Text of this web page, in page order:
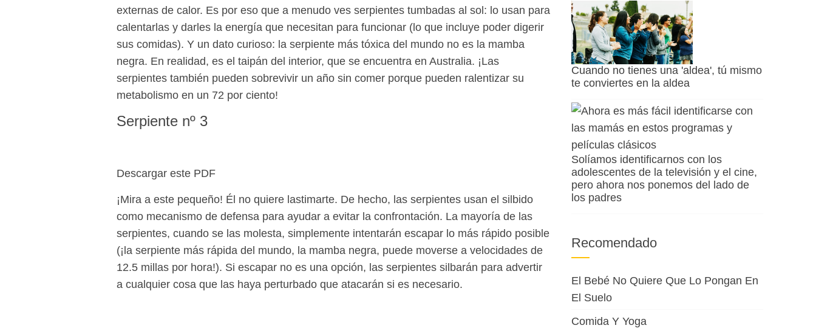
externas de calor. Es por eso que a menudo ves serpientes tumbadas al sol: lo usan para
calentarlas y darles la energía que necesitan para funcionar (lo que incluye poder digerir
sus comidas). Y un dato curioso: la serpiente más tóxica del mundo no es la mamba
negra. En realidad, es el taipán del interior, que se encuentra en Australia. ¡Las
serpientes también pueden sobrevivir un año sin comer porque pueden ralentizar su
metabolismo en un 72 por ciento!
Serpiente nº 3
Descargar este PDF
¡Mira a este pequeño! Él no quiere lastimarte. De hecho, las serpientes usan el silbido
como mecanismo de defensa para ayudar a evitar la confrontación. La mayoría de las
serpientes, cuando se las molesta, simplemente intentarán escapar lo más rápido posible
(¡la serpiente más rápida del mundo, la mamba negra, puede moverse a velocidades de
12.5 millas por hora!). Si escapar no es una opción, las serpientes silbarán para advertir
a cualquier cosa que las haya perturbado que atacarán si es necesario.
Cuando no tienes una 'aldea', tú mismo
te conviertes en la aldea
Solíamos identificarnos con los
adolescentes de la televisión y el cine,
pero ahora nos ponemos del lado de
los padres
Recomendado
El Bebé No Quiere Que Lo Pongan En
El Suelo
Comida Y Yoga